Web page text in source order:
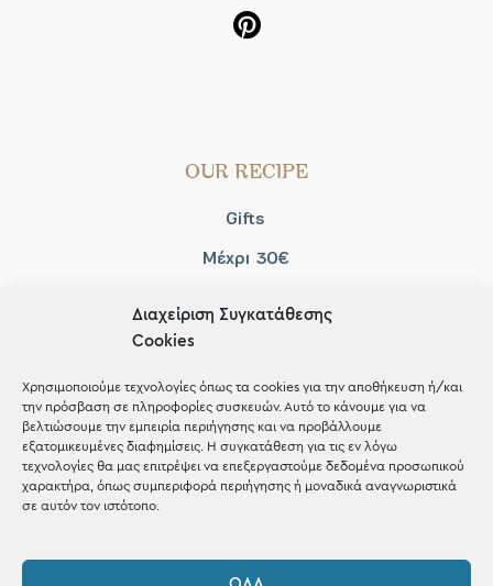
Διαχείριση Συγκατάθεσης
Cookies
Χρησιμοποιούμε τεχνολογίες όπως τα cookies για την αποθήκευση ή/και
την πρόσβαση σε πληροφορίες συσκευών. Αυτό το κάνουμε για να
βελτιώσουμε την εμπειρία περιήγησης και να προβάλλουμε
εξατομικευμένες διαφημίσεις. Η συγκατάθεση για τις εν λόγω
τεχνολογίες θα μας επιτρέψει να επεξεργαστούμε δεδομένα προσωπικού
χαρακτήρα, όπως συμπεριφορά περιήγησης ή μοναδικά αναγνωριστικά
σε αυτόν τον ιστότοπο.
OUR RECIPE
Gifts
Μέχρι 30€
Shop the look
ΚΑΤΑΣΤΗΜΑ
2421 217300